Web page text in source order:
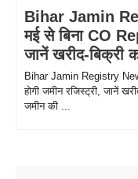
Bihar Jamin
मई से बिना CO
जानें खरीद-बिक्री
Bihar Jamin Registry
होगी जमीन रजिस्ट्री, जानें
जमीन की ...